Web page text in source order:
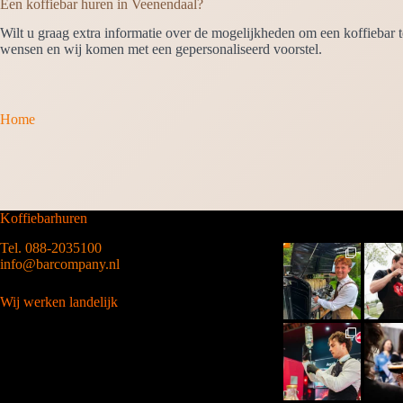
Een koffiebar huren in Veenendaal?
Wilt u graag extra informatie over de mogelijkheden om een
wensen en wij komen met een gepersonaliseerd voorstel.
Home
Koffiebarhuren
Tel. 088-2035100
info@barcompany.nl
Wij werken landelijk